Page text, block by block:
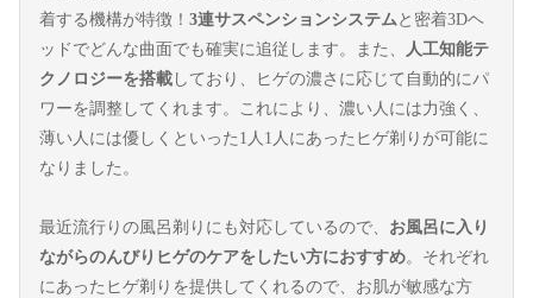
着する機構が特徴！ 3連サスペンションシステムと密着3Dヘ
ッドでどんな曲面でも確実に追従します。また、
人工知能テ
クノロジーを搭載 しており、ヒゲの濃さに応じて自動的にパ
ワーを調整してくれます。これにより、濃い人には力強く、
薄い人には優しくといった1人1人にあったヒゲ剃りが可能に
なりました。
最近流行りの風呂剃りにも対応しているので、 お風呂に入り
ながらのんびりヒゲのケアをしたい方におすすめ。それぞれ
にあったヒゲ剃りを提供してくれるので、お肌が敏感な方